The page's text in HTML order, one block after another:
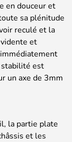
en douceur et
sa plénitude
reculé et la
et
stabilité est
un axe de 3mm
la partie plate
et les